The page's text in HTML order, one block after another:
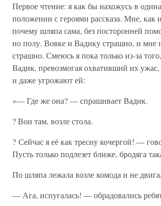
Первое чтение: я как бы нахожусь в
положении с героями рассказа. Мне, как
почему шляпа сама, без посторонней
но полу. Вовке и Вадику страшно, и мне
страшно. Смеюсь я пока только из-за
Вадик, превозмогая охвативший их
и даже угрожают ей:
«— Где же она? — спрашивает Вадик.
? Вон там, возле стола.
? Сейчас я её как тресну кочергой! —
Пусть только подлезет ближе, бродяга
По шляпа лежала возле комода и не
— Ага, испугалась! — обрадовались